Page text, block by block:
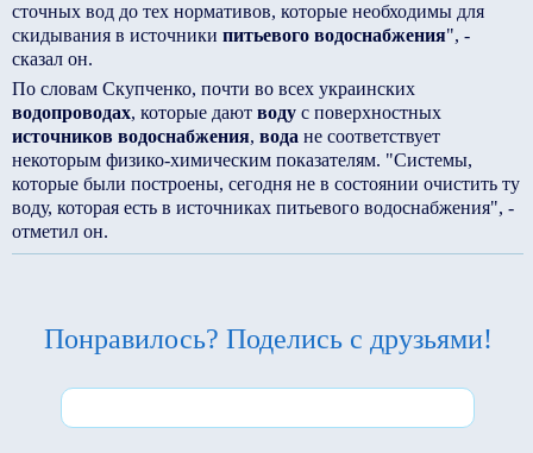
сточных вод до тех нормативов, которые необходимы для
скидывания в источники питьевого водоснабжения", -
сказал он.
По словам Скупченко, почти во всех украинских
водопроводах, которые дают воду с поверхностных
источников водоснабжения, вода не соответствует
некоторым физико-химическим показателям. "Системы,
которые были построены, сегодня не в состоянии очистить ту
воду, которая есть в источниках питьевого водоснабжения", -
отметил он.
Понравилось? Поделись с друзьями!